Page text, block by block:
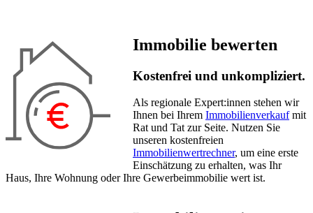
Immobilie bewerten
Kostenfrei und unkompliziert.
Als regionale Expert:innen stehen wir
Ihnen bei Ihrem Immobilienverkaufmit
Rat und Tat zur Seite. Nutzen Sie
unseren kostenfreien
Immobilienwertrechner, um eine erste
Einschätzung zu erhalten, was Ihr
Haus, Ihre Wohnung oder Ihre Gewerbeimmobilie wert ist.